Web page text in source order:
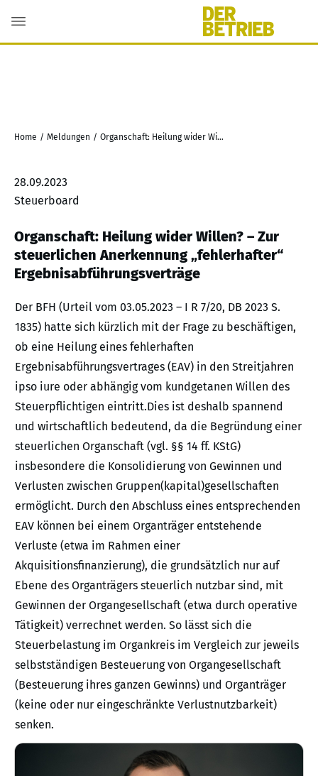
Home / Meldungen / Organschaft: Heilung wider Willen? – Zur steuerlichen Anerkennung „fehlerhafter“ Ergebnisabführungsverträge
28.09.2023
Steuerboard
Organschaft: Heilung wider Willen? – Zur
steuerlichen Anerkennung „fehlerhafter“
Ergebnisabführungsverträge
Der BFH (Urteil vom 03.05.2023 – I R 7/20, DB 2023 S.
1835) hatte sich kürzlich mit der Frage zu beschäftigen,
ob eine Heilung eines fehlerhaften
Ergebnisabführungsvertrages (EAV) in den Streitjahren
ipso iure oder abhängig vom kundgetanen Willen des
Steuerpflichtigen eintritt.Dies ist deshalb spannend
und wirtschaftlich bedeutend, da die Begründung einer
steuerlichen Organschaft (vgl. §§ 14 ff. KStG)
insbesondere die Konsolidierung von Gewinnen und
Verlusten zwischen Gruppen(kapital)gesellschaften
ermöglicht. Durch den Abschluss eines entsprechenden
EAV können bei einem Organträger entstehende
Verluste (etwa im Rahmen einer
Akquisitionsfinanzierung), die grundsätzlich nur auf
Ebene des Organträgers steuerlich nutzbar sind, mit
Gewinnen der Organgesellschaft (etwa durch operative
Tätigkeit) verrechnet werden. So lässt sich die
Steuerbelastung im Organkreis im Vergleich zur jeweils
selbstständigen Besteuerung von Organgesellschaft
(Besteuerung ihres ganzen Gewinns) und Organträger
(keine oder nur eingeschränkte Verlustnutzbarkeit)
senken.